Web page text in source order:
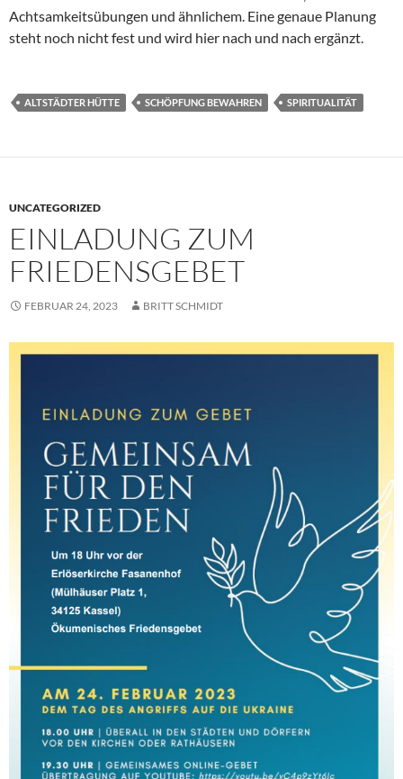
Achtsamkeitsübungen und ähnlichem. Eine genaue Planung
steht noch nicht fest und wird hier nach und nach ergänzt.
ALTSTÄDTER HÜTTE SCHÖPFUNG BEWAHREN SPIRITUALITÄT
UNCATEGORIZED
EINLADUNG ZUM
FRIEDENSGEBET
FEBRUAR 24, 2023 BRITT SCHMIDT